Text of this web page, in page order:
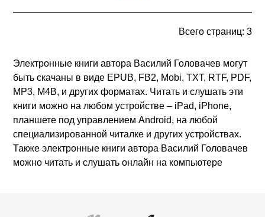
Всего страниц: 3
Электронные книги автора Василий Головачев могут
быть скачаны в виде EPUB, FB2, Mobi, TXT, RTF, PDF,
MP3, M4B, и других форматах. Читать и слушать эти
книги можно на любом устройстве – iPad, iPhone,
планшете под управлением Android, на любой
специализированной читалке и других устройствах.
Также электронные книги автора Василий Головачев
можно читать и слушать онлайн на компьютере